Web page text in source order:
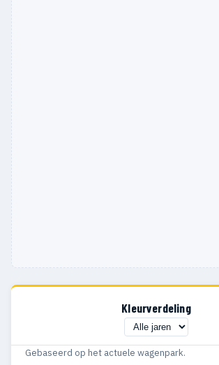
Kleurverdeling
Gebaseerd op het actuele wagenpark.